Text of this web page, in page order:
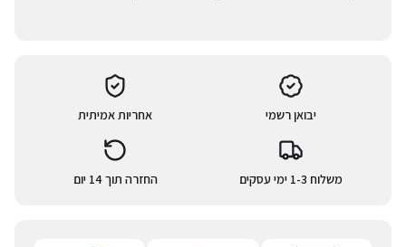
יבואן רשמי אחריות אמיתית
משלוח 1-3 ימי עסקים החזרה תוך 14 יום